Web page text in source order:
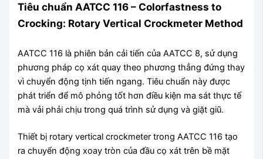
Tiêu chuẩn AATCC 116 – Colorfastness to
Crocking: Rotary Vertical Crockmeter Method
AATCC 116 là phiên bản cải tiến của AATCC 8, sử dụng
phương pháp cọ xát quay theo phương thẳng đứng thay
vì chuyển động tịnh tiến ngang. Tiêu chuẩn này được
phát triển để mô phỏng tốt hơn điều kiện ma sát thực tế
mà vải phải chịu trong quá trình sử dụng và giặt giũ.
Thiết bị rotary vertical crockmeter trong AATCC 116 tạo
ra chuyển động xoay tròn của đầu cọ xát trên bề mặt